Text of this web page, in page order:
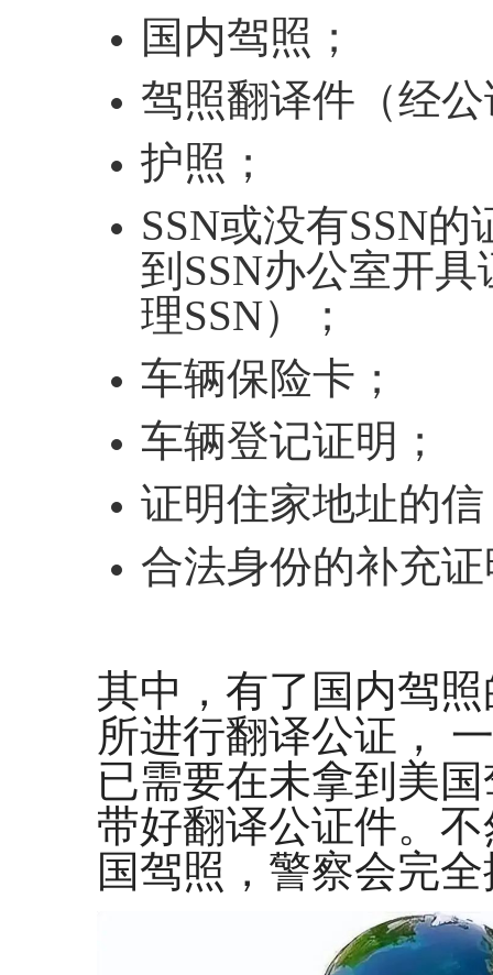
国内驾照；
驾照翻译件（经
护照；
SSN或没有SSN
到SSN办公室开
理SSN）；
车辆保险卡；
车辆登记证明；
证明住家地址的
合法身份的补充
其中，有了国内驾
所进行翻译公证，
已需要在未拿到美
带好翻译公证件。
国驾照，警察会完